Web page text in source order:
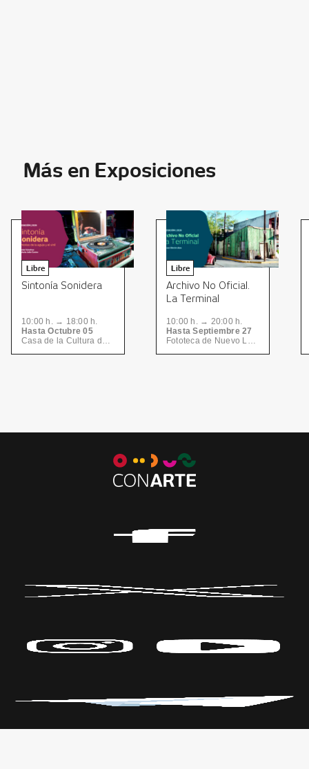
Más en Exposiciones
Libre
Sintonía Sonidera
10:00 h. → 18:00 h.
Hasta Octubre 05
Casa de la Cultura de Nuevo León | CONARTE
Libre
Archivo No Oficial.
La Terminal
10:00 h. → 20:00 h.
Hasta Septiembre 27
Fototeca de Nuevo León | CONARTE, Centro de las Artes | CONARTE